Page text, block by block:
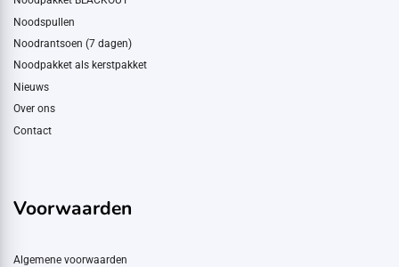
Noodspullen
Noodrantsoen (7 dagen)
Noodpakket als kerstpakket
Nieuws
Over ons
Contact
Voorwaarden
Algemene voorwaarden